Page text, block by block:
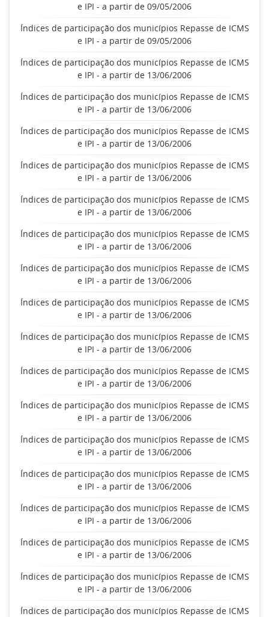
e IPI - a partir de 09/05/2006
Índices de participação dos municípios Repasse de ICMS
e IPI - a partir de 09/05/2006
Índices de participação dos municípios Repasse de ICMS
e IPI - a partir de 13/06/2006
Índices de participação dos municípios Repasse de ICMS
e IPI - a partir de 13/06/2006
Índices de participação dos municípios Repasse de ICMS
e IPI - a partir de 13/06/2006
Índices de participação dos municípios Repasse de ICMS
e IPI - a partir de 13/06/2006
Índices de participação dos municípios Repasse de ICMS
e IPI - a partir de 13/06/2006
Índices de participação dos municípios Repasse de ICMS
e IPI - a partir de 13/06/2006
Índices de participação dos municípios Repasse de ICMS
e IPI - a partir de 13/06/2006
Índices de participação dos municípios Repasse de ICMS
e IPI - a partir de 13/06/2006
Índices de participação dos municípios Repasse de ICMS
e IPI - a partir de 13/06/2006
Índices de participação dos municípios Repasse de ICMS
e IPI - a partir de 13/06/2006
Índices de participação dos municípios Repasse de ICMS
e IPI - a partir de 13/06/2006
Índices de participação dos municípios Repasse de ICMS
e IPI - a partir de 13/06/2006
Índices de participação dos municípios Repasse de ICMS
e IPI - a partir de 13/06/2006
Índices de participação dos municípios Repasse de ICMS
e IPI - a partir de 13/06/2006
Índices de participação dos municípios Repasse de ICMS
e IPI - a partir de 13/06/2006
Índices de participação dos municípios Repasse de ICMS
e IPI - a partir de 13/06/2006
Índices de participação dos municípios Repasse de ICMS